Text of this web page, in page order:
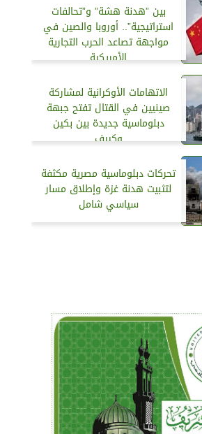
بين ”هدنة هشة” و”تحالفات
استراتيجية”.. أوروبا والصين في
مواجهة تصاعد الحرب التجارية
الأمريكية
الاتهامات الأوكرانية لمشاركة
صينيين في القتال تفتح جبهة
دبلوماسية جديدة بين بكين
وكييف
تحركات دبلوماسية مصرية مكثفة
لتثبيت هدنة غزة وإطلاق مسار
سياسي شامل